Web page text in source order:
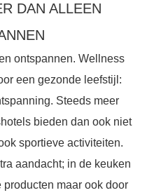
DAN ALLEEN
ontspannen. Wellness
een gezonde leefstijl:
Steeds meer
bieden dan ook niet
sportieve activiteiten.
aandacht; in de keuken
maar ook door